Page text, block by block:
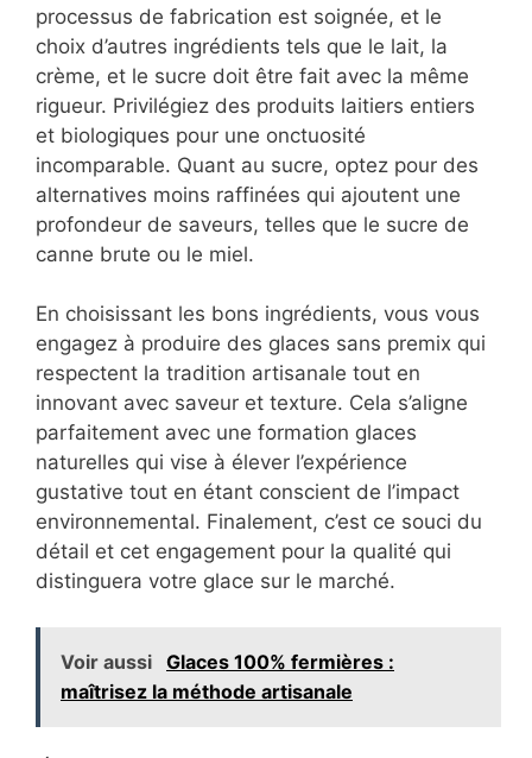
processus de fabrication est soignée, et le
choix d’autres ingrédients tels que le lait, la
crème, et le sucre doit être fait avec la même
rigueur. Privilégiez des produits laitiers entiers
et biologiques pour une onctuosité
incomparable. Quant au sucre, optez pour des
alternatives moins raffinées qui ajoutent une
profondeur de saveurs, telles que le sucre de
canne brute ou le miel.
En choisissant les bons ingrédients, vous vous
engagez à produire des glaces sans premix qui
respectent la tradition artisanale tout en
innovant avec saveur et texture. Cela s’aligne
parfaitement avec une formation glaces
naturelles qui vise à élever l’expérience
gustative tout en étant conscient de l’impact
environnemental. Finalement, c’est ce souci du
détail et cet engagement pour la qualité qui
distinguera votre glace sur le marché.
Voir aussi Glaces 100% fermières :
maîtrisez la méthode artisanale